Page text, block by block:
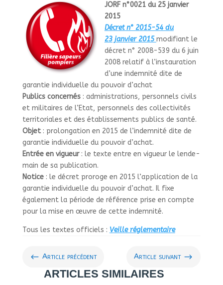
JORF n°0021 du 25 janvier
2015
Décret n° 2015-54 du
23 janvier 2015modifiant le
décret n° 2008-539 du 6 juin
2008 relatif à l’instauration
d’une indemnité dite de
garantie individuelle du pouvoir d’achat
Publics concer­nés: admi­nis­tra­tions, per­son­nels civils
et mili­tai­res de l’Etat, per­son­nels des col­lec­ti­vi­tés
ter­ri­to­ria­les et des établissements publics de santé.
Objet: pro­lon­ga­tion en 2015 de l’indem­nité dite de
garan­tie indi­vi­duelle du pou­voir d’achat.
Entrée en vigueur: le texte entre en vigueur le len­de­
main de sa publi­ca­tion.
Notice: le décret pro­roge en 2015 l’appli­ca­tion de la
garan­tie indi­vi­duelle du pou­voir d’achat. Il fixe
également la période de réfé­rence prise en compte
pour la mise en œuvre de cette indem­nité.
Tous les textes offi­ciels : Veille régle­men­taire
# Article précédent Article suivant $
ARTICLES SIMILAIRES